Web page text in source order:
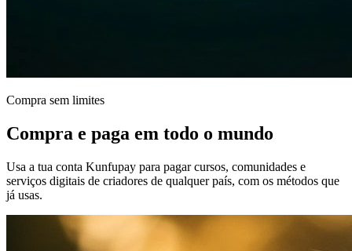
Compra sem limites
Compra e paga em todo o mundo
Usa a tua conta Kunfupay para pagar cursos, comunidades e
serviços digitais de criadores de qualquer país, com os métodos que
já usas.